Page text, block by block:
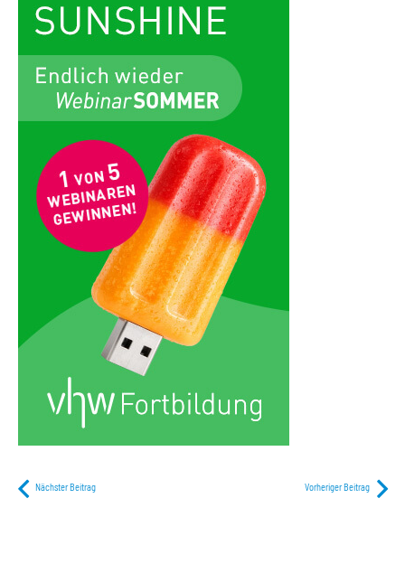
Nächster Beitrag Vorheriger Beitrag